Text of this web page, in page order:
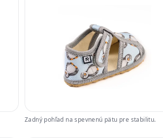
Zadný pohľad na spevnenú pätu pre stabilitu.